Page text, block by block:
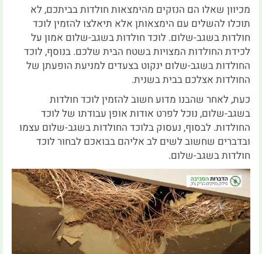
מכיוון שאלו הם הנזקים מהימצאות חולדות בביתכם, לא
תוכלו להשלים עם הימצאותן אלא תיאלצו להזמין לוכד
חולדות בשגב-שלום. לוכד חולדות בשגב-שלום אמון על
לכידת החולדות המצויות בשטח הבית שלכם. בנוסף, לוכד
החולדות בשגב-שלום ינקוט בצעדים למניעת הופעתן של
החולדות אצלכם בבית בשנית.
כעת, לאחר שהבנו מדוע חשוב להזמין לוכד חולדות
בשגב-שלום, נוכל לפרט אודות אופן עבודתו של לוכד
החולדות. לבסוף, נעסוק בלוכד החולדות בשגב-שלום עצמו
ובדברים שחשוב לשים לב אליהם בבואכם לבחור לוכד
חולדות בשגב-שלום.